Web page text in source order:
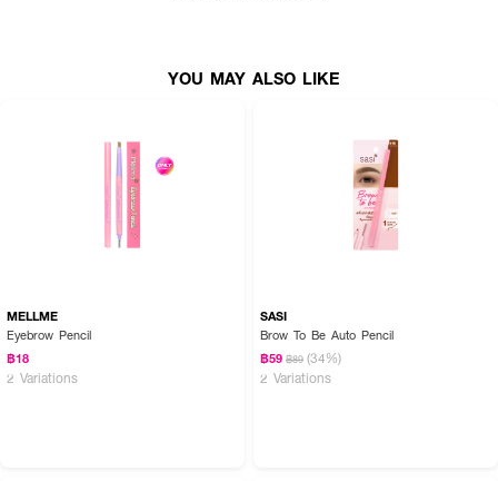
YOU MAY ALSO LIKE
MELLME
Eyebrow Pencil
฿18
2 Variations
SASI
Brow To Be Auto Pencil
฿59 ฿89 (34%)
2 Variations